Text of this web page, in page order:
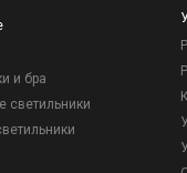
и бра
светильники